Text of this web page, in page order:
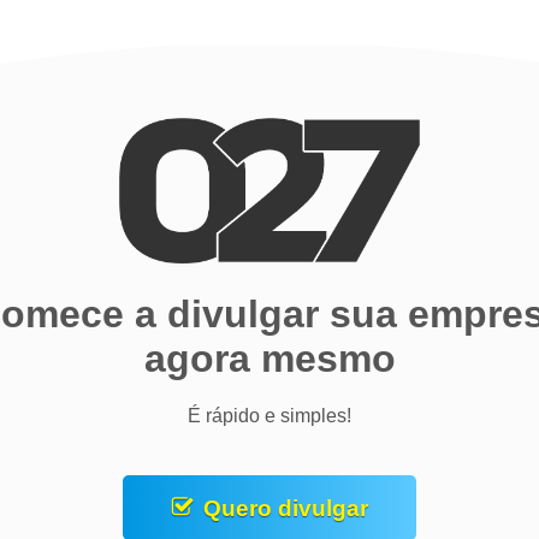
a divulgar sua
agora mesmo
É rápido e simples!
Quero divulgar